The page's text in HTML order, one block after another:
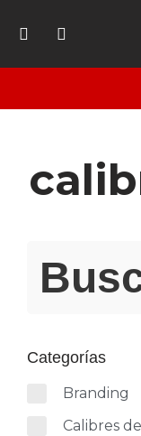
Categorías
Branding
Calibres